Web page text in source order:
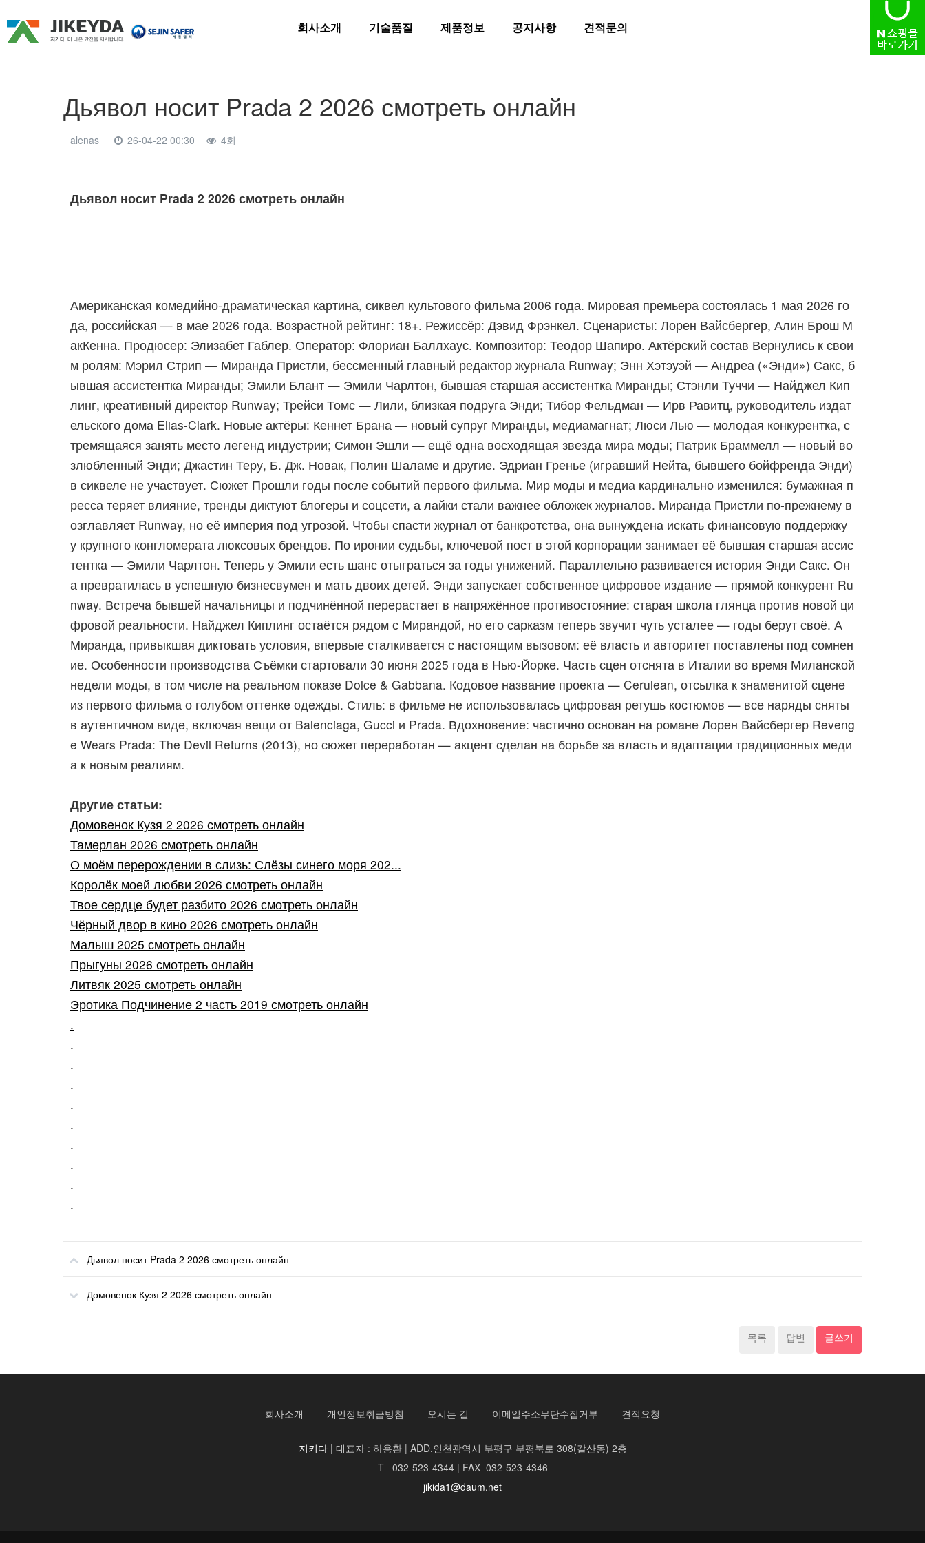
회사소개 기술품질 제품정보 공지사항 견적문의
Дьявол носит Prada 2 2026 смотреть онлайн
alenas 26-04-22 00:30 4회
본문
Дьявол носит Prada 2 2026 смотреть онлайн
Американская комедийно‑драматическая картина, сиквел культового фильма 2006 года. Мировая премьера состоялась 1 мая 2026 го
да, российская — в мае 2026 года. Возрастной рейтинг: 18+. Режиссёр: Дэвид Фрэнкел. Сценаристы: Лорен Вайсбергер, Алин Брош М
акКенна. Продюсер: Элизабет Габлер. Оператор: Флориан Баллхаус. Композитор: Теодор Шапиро. Актёрский состав Вернулись к свои
м ролям: Мэрил Стрип — Миранда Пристли, бессменный главный редактор журнала Runway; Энн Хэтэуэй — Андреа («Энди») Сакс, б
ывшая ассистентка Миранды; Эмили Блант — Эмили Чарлтон, бывшая старшая ассистентка Миранды; Стэнли Туччи — Найджел Кип
линг, креативный директор Runway; Трейси Томс — Лили, близкая подруга Энди; Тибор Фельдман — Ирв Равитц, руководитель издат
ельского дома Elias‑Clark. Новые актёры: Кеннет Брана — новый супруг Миранды, медиамагнат; Люси Лью — молодая конкурентка, с
тремящаяся занять место легенд индустрии; Симон Эшли — ещё одна восходящая звезда мира моды; Патрик Браммелл — новый во
злюбленный Энди; Джастин Теру, Б. Дж. Новак, Полин Шаламе и другие. Эдриан Гренье (игравший Нейта, бывшего бойфренда Энди)
в сиквеле не участвует. Сюжет Прошли годы после событий первого фильма. Мир моды и медиа кардинально изменился: бумажная п
ресса теряет влияние, тренды диктуют блогеры и соцсети, а лайки стали важнее обложек журналов. Миранда Пристли по‑прежнему в
озглавляет Runway, но её империя под угрозой. Чтобы спасти журнал от банкротства, она вынуждена искать финансовую поддержку
у крупного конгломерата люксовых брендов. По иронии судьбы, ключевой пост в этой корпорации занимает её бывшая старшая ассис
тентка — Эмили Чарлтон. Теперь у Эмили есть шанс отыграться за годы унижений. Параллельно развивается история Энди Сакс. Он
а превратилась в успешную бизнесвумен и мать двоих детей. Энди запускает собственное цифровое издание — прямой конкурент Ru
nway. Встреча бывшей начальницы и подчинённой перерастает в напряжённое противостояние: старая школа глянца против новой ци
фровой реальности. Найджел Киплинг остаётся рядом с Мирандой, но его сарказм теперь звучит чуть усталее — годы берут своё. А
Миранда, привыкшая диктовать условия, впервые сталкивается с настоящим вызовом: её власть и авторитет поставлены под сомнен
ие. Особенности производства Съёмки стартовали 30 июня 2025 года в Нью‑Йорке. Часть сцен отснята в Италии во время Миланской
недели моды, в том числе на реальном показе Dolce & Gabbana. Кодовое название проекта — Cerulean, отсылка к знаменитой сцене
из первого фильма о голубом оттенке одежды. Стиль: в фильме не использовалась цифровая ретушь костюмов — все наряды сняты
в аутентичном виде, включая вещи от Balenciaga, Gucci и Prada. Вдохновение: частично основан на романе Лорен Вайсбергер Reveng
e Wears Prada: The Devil Returns (2013), но сюжет переработан — акцент сделан на борьбе за власть и адаптации традиционных меди
а к новым реалиям.
Другие статьи:
Домовенок Кузя 2 2026 смотреть онлайн
Тамерлан 2026 смотреть онлайн
О моём перерождении в слизь: Слёзы синего моря 202...
Королёк моей любви 2026 смотреть онлайн
Твое сердце будет разбито 2026 смотреть онлайн
Чёрный двор в кино 2026 смотреть онлайн
Малыш 2025 смотреть онлайн
Прыгуны 2026 смотреть онлайн
Литвяк 2025 смотреть онлайн
Эротика Подчинение 2 часть 2019 смотреть онлайн
.
.
.
.
.
.
.
.
.
.
Дьявол носит Prada 2 2026 смотреть онлайн
Домовенок Кузя 2 2026 смотреть онлайн
목록 답변 글쓰기
회사소개 개인정보취급방침 오시는 길 이메일주소무단수집거부 견적요청
지키다 | 대표자 : 하용환 | ADD.인천광역시 부평구 부평북로 308(갈산동) 2층
T_ 032-523-4344 | FAX_032-523-4346
jikida1@daum.net